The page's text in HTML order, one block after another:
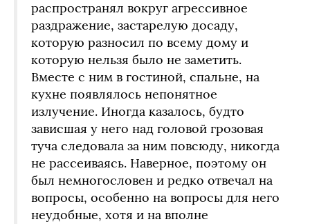
распространял вокруг агрессивное
раздражение, застарелую досаду,
которую разносил по всему дому и
которую нельзя было не заметить.
Вместе с ним в гостиной, спальне, на
кухне появлялось непонятное
излучение. Иногда казалось, будто
зависшая у него над головой грозовая
туча следовала за ним повсюду, никогда
не рассеиваясь. Наверное, поэтому он
был немногословен и редко отвечал на
вопросы, особенно на вопросы для него
неудобные, хотя и на вполне